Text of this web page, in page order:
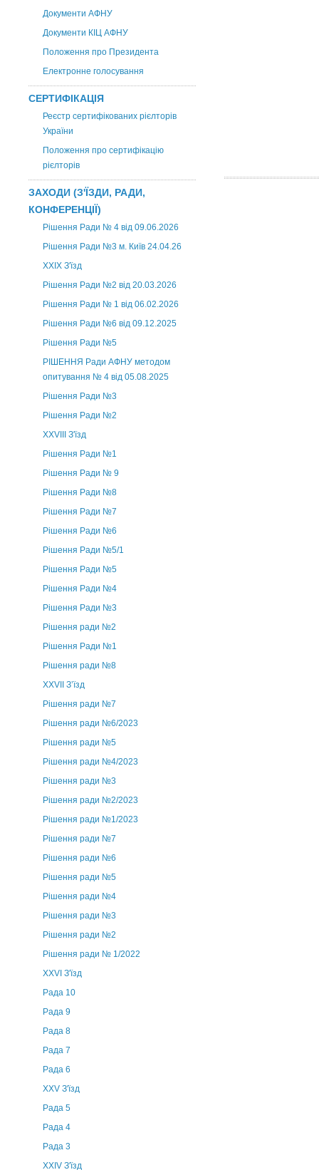
Документи АФНУ
Документи КІЦ АФНУ
Положення про Президента
Електронне голосування
СЕРТИФІКАЦІЯ
Реєстр сертифікованих рієлторів
України
Положення про сертифікацію
рієлторів
ЗАХОДИ (З'ЇЗДИ, РАДИ,
КОНФЕРЕНЦІЇ)
Рішення Ради № 4 від 09.06.2026
Рішення Ради №3 м. Київ 24.04.26
XXІХ З'їзд
Рішення Ради №2 від 20.03.2026
Рішення Ради № 1 від 06.02.2026
Рішення Ради №6 від 09.12.2025
Рішення Ради №5
РІШЕННЯ Ради АФНУ методом
опитування № 4 від 05.08.2025
Рішення Ради №3
Рішення Ради №2
XXVIII З'їзд
Рішення Ради №1
Рішення Ради № 9
Рішення Ради №8
Рішення Ради №7
Рішення Ради №6
Рішення Ради №5/1
Рішення Ради №5
Рішення Ради №4
Рішення Ради №3
Рішення ради №2
Рішення Ради №1
Рішення ради №8
ХХVII З’їзд
Рішення ради №7
Рішення ради №6/2023
Рішення ради №5
Рішення ради №4/2023
Рішення ради №3
Рішення ради №2/2023
Рішення ради №1/2023
Рішення ради №7
Рішення ради №6
Рішення ради №5
Рішення ради №4
Рішення ради №3
Рішення ради №2
Рішення ради № 1/2022
XXVI З'їзд
Рада 10
Рада 9
Рада 8
Рада 7
Рада 6
XXV З'їзд
Рада 5
Рада 4
Рада 3
ХХIV З'їзд